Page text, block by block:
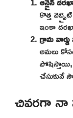
కొత్త
ఇంకా
గ్రామ
అమలు
పోషిస్తాయి,
చేసుకునే
చివరగా